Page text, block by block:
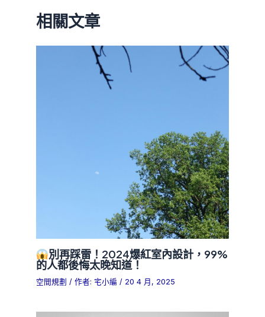
相關文章
別再踩雷！2024爆紅室內設計，99%
的人都後悔太晚知道！
空間規劃 / 作者: 宅小編/ 20 4 月, 2025